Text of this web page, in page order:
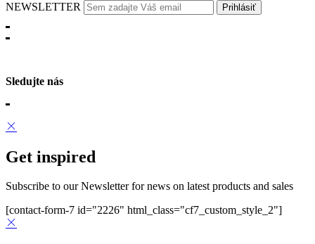
NEWSLETTER
Sledujte nás
Get inspired
Subscribe to our Newsletter for news on latest products and sales
[contact-form-7 id="2226" html_class="cf7_custom_style_2"]